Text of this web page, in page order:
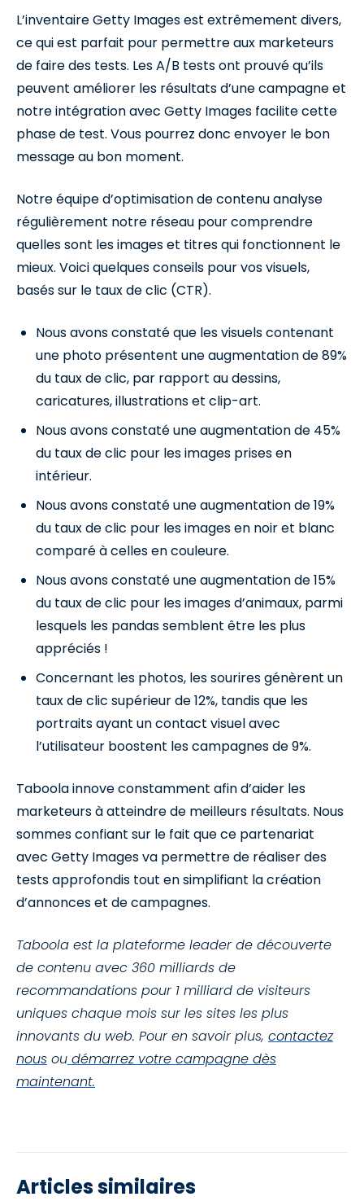
L’inventaire Getty Images est extrêmement divers,
ce qui est parfait pour permettre aux marketeurs
de faire des tests. Les A/B tests ont prouvé qu’ils
peuvent améliorer les résultats d’une campagne et
notre intégration avec Getty Images facilite cette
phase de test. Vous pourrez donc envoyer le bon
message au bon moment.
Notre équipe d’optimisation de contenu analyse
régulièrement notre réseau pour comprendre
quelles sont les images et titres qui fonctionnent le
mieux. Voici quelques conseils pour vos visuels,
basés sur le taux de clic (CTR).
Nous avons constaté que les visuels contenant
une photo présentent une augmentation de 89%
du taux de clic, par rapport au dessins,
caricatures, illustrations et clip-art.
Nous avons constaté une augmentation de 45%
du taux de clic pour les images prises en
intérieur.
Nous avons constaté une augmentation de 19%
du taux de clic pour les images en noir et blanc
comparé à celles en couleure.
Nous avons constaté une augmentation de 15%
du taux de clic pour les images d’animaux, parmi
lesquels les pandas semblent être les plus
appréciés !
Concernant les photos, les sourires génèrent un
taux de clic supérieur de 12%, tandis que les
portraits ayant un contact visuel avec
l’utilisateur boostent les campagnes de 9%.
Taboola innove constamment afin d’aider les
marketeurs à atteindre de meilleurs résultats. Nous
sommes confiant sur le fait que ce partenariat
avec Getty Images va permettre de réaliser des
tests approfondis tout en simplifiant la création
d’annonces et de campagnes.
Taboola est la plateforme leader de découverte
de contenu avec 360 milliards de
recommandations pour 1 milliard de visiteurs
uniques chaque mois sur les sites les plus
innovants du web. Pour en savoir plus, contactez
nous ou démarrez votre campagne dès
maintenant.
Articles similaires